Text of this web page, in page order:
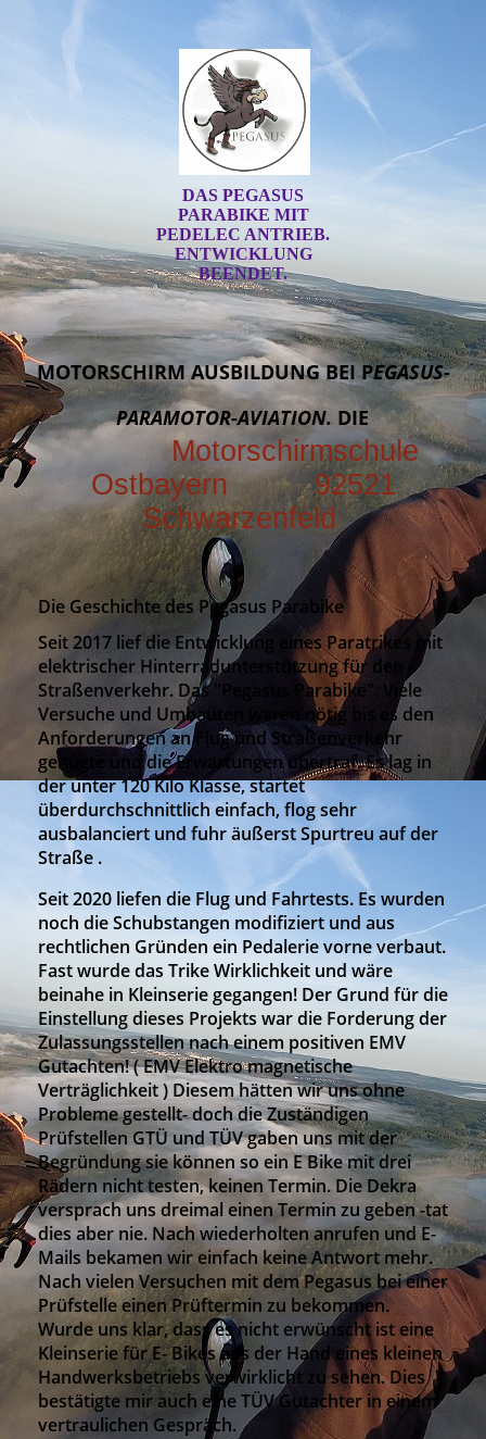
DAS PEGASUS
PARABIKE MIT
PEDELEC ANTRIEB.
ENTWICKLUNG
BEENDET.
MOTORSCHIRM AUSBILDUNG BEI PEGASUS-
PARAMOTOR-AVIATION. DIE
Motorschirmschule
Ostbayern 92521
Schwarzenfeld
Die Geschichte des Pegasus Parabike
Seit 2017 lief die Entwicklung eines Paratrikes mit
elektrischer Hinterradunterstützung für den
Straßenverkehr. Das "Pegasus Parabike". Viele
Versuche und Umbauten waren nötig bis es den
Anforderungen an Flug und Straßenverkehr
genügte und die Erwartungen übertraf. Es lag in
der unter 120 Kilo Klasse, startet
überdurchschnittlich einfach, flog sehr
ausbalanciert und fuhr äußerst Spurtreu auf der
Straße .
Seit 2020 liefen die Flug und Fahrtests. Es wurden
noch die Schubstangen modifiziert und aus
rechtlichen Gründen ein Pedalerie vorne verbaut.
Fast wurde das Trike Wirklichkeit und wäre
beinahe in Kleinserie gegangen! Der Grund für die
Einstellung dieses Projekts war die Forderung der
Zulassungsstellen nach einem positiven EMV
Gutachten! ( EMV Elektro magnetische
Verträglichkeit ) Diesem hätten wir uns ohne
Probleme gestellt- doch die Zuständigen
Prüfstellen GTÜ und TÜV gaben uns mit der
Begründung sie können so ein E Bike mit drei
Rädern nicht testen, keinen Termin. Die Dekra
versprach uns dreimal einen Termin zu geben -tat
dies aber nie. Nach wiederholten anrufen und E-
Mails bekamen wir einfach keine Antwort mehr.
Nach vielen Versuchen mit dem Pegasus bei einer
Prüfstelle einen Prüftermin zu bekommen.
Wurde uns klar, dass es nicht erwünscht ist eine
Kleinserie für E- Bikes aus der Hand eines kleinen
Handwerksbetriebs verwirklicht zu sehen. Dies
bestätigte mir auch eine TÜV Gutachter in einem
vertraulichen Gespräch.